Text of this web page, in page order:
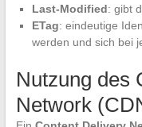
Last-Modified: gibt
ETag: eindeutige
werden und sich bei
Nutzung des
Network